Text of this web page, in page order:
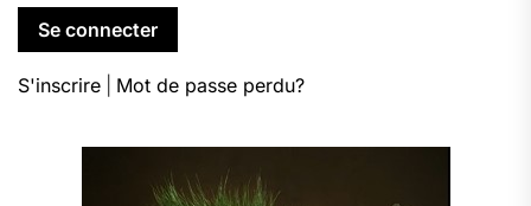
S'inscrire Mot de passe perdu?